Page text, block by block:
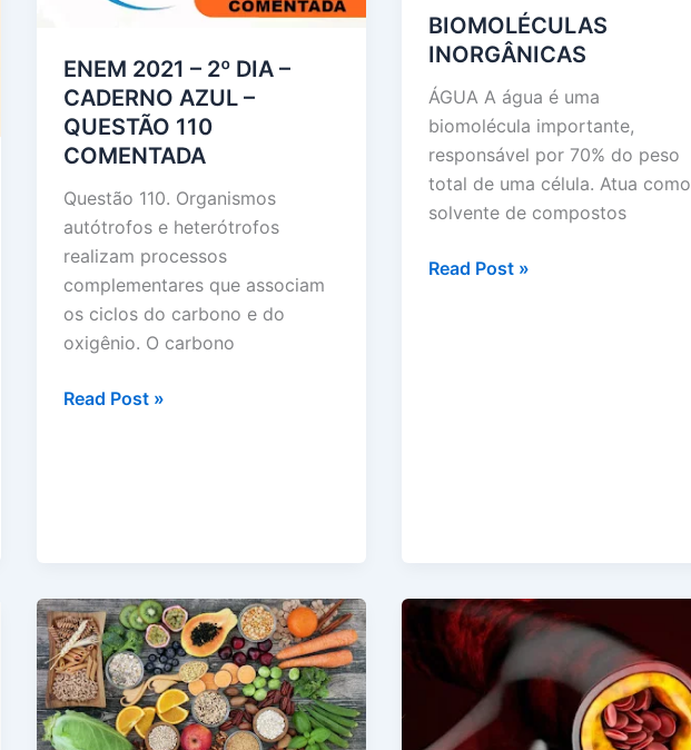
ENEM 2021 – 2º DIA –
CADERNO AZUL –
QUESTÃO 110
COMENTADA
Questão 110. Organismos
autótrofos e heterótrofos
realizam processos
complementares que associam
os ciclos do carbono e do
oxigênio. O carbono
ENEM
AZUL
–
QUESTÃO
110
COMENTADA
Read Post »
BIOMOLÉCULAS
INORGÂNICAS
ÁGUA A água é uma
biomolécula importante,
responsável por 70% do peso
total de uma célula. Atua como
solvente de compostos
BIOMOLÉCULAS
Read Post »